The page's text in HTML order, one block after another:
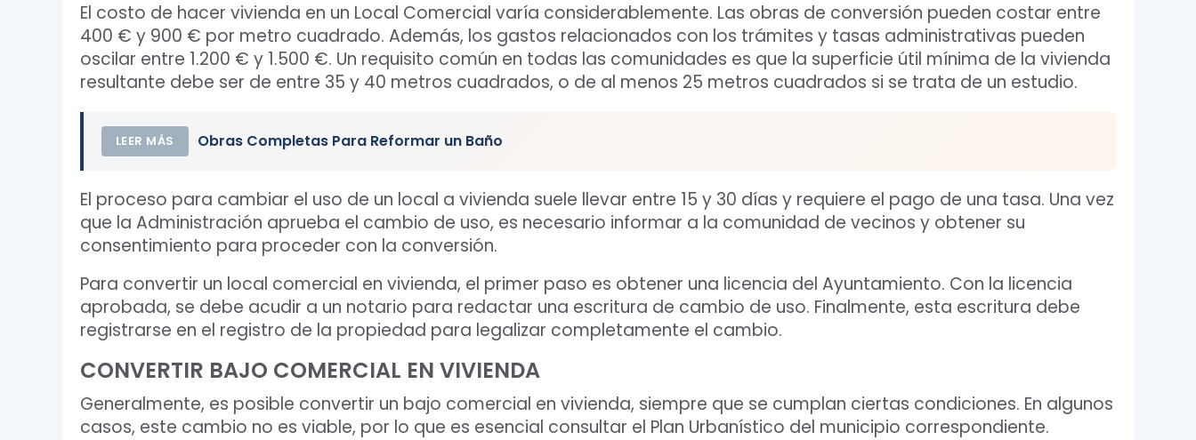
El costo de hacer vivienda en un Local Comercial varía considerablemente. Las obras de conversión pueden costar entre
400 € y 900 € por metro cuadrado. Además, los gastos relacionados con los trámites y tasas administrativas pueden
oscilar entre 1.200 € y 1.500 €. Un requisito común en todas las comunidades es que la superficie útil mínima de la vivienda
resultante debe ser de entre 35 y 40 metros cuadrados, o de al menos 25 metros cuadrados si se trata de un estudio.
LEER MÁS Obras Completas Para Reformar un Baño
El proceso para cambiar el uso de un local a vivienda suele llevar entre 15 y 30 días y requiere el pago de una tasa. Una vez
que la Administración aprueba el cambio de uso, es necesario informar a la comunidad de vecinos y obtener su
consentimiento para proceder con la conversión.
Para convertir un local comercial en vivienda, el primer paso es obtener una licencia del Ayuntamiento. Con la licencia
aprobada, se debe acudir a un notario para redactar una escritura de cambio de uso. Finalmente, esta escritura debe
registrarse en el registro de la propiedad para legalizar completamente el cambio.
CONVERTIR BAJO COMERCIAL EN VIVIENDA
Generalmente, es posible convertir un bajo comercial en vivienda, siempre que se cumplan ciertas condiciones. En algunos
casos, este cambio no es viable, por lo que es esencial consultar el Plan Urbanístico del municipio correspondiente.